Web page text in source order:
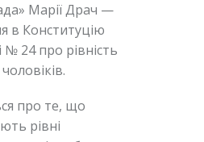
Марії Драч —
в Конституцію
№ 24 про рівність
про те, що
рівні